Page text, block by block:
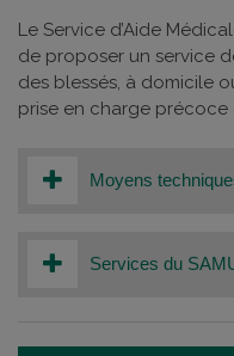
Le Service d’Aide
de proposer un service
des blessés, à domicile
prise en charge précoce
Moyens
Services du